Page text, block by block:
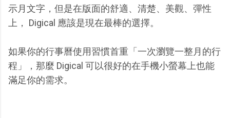
示月文字，但是在版面的舒適、清楚、美觀、彈性
上， Digical 應該是現在最棒的選擇。
如果你的行事曆使用習慣首重「一次瀏覽一整月的行
程」，那麼 Digical 可以很好的在手機小螢幕上也能
滿足你的需求。